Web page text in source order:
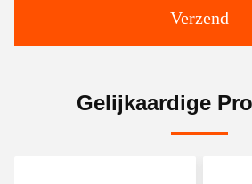
Verzend
Gelijkaardige